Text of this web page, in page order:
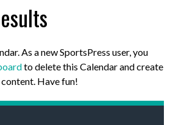
As a new SportsPress user, you
to delete this Calendar and create
Have fun!